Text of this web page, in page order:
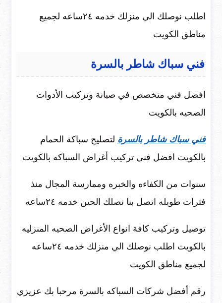
اطلب نوصلك الي منزلك خدمه ٢٤ساعه لجميع
مناطق الكويت
فني سباك شاطر بالسرة
افضل فني متخصص في صيانة وتركيب الأدوات
الصحيه بالكويت
فني سباك شاطر بالسرة لتصليح سباكة الحمام
بالكويت افضل فني تركيب أغراض السباكه بالكويت
سنوات من الكفاءه والخبره وممارسة المجال منذ
فترات طويله اتصل بنا نصلك الحين خدمه ٢٤ساعه
توصيل وتركيب كافة انواع الأغراض الصحيه المنزليه
بالكويت اطلب نوصلك الي منزلك خدمه ٢٤ساعه
لجميع مناطق الكويت
رقم أفضل شركات السباكه بالسرة مرحبا بك عزيزي